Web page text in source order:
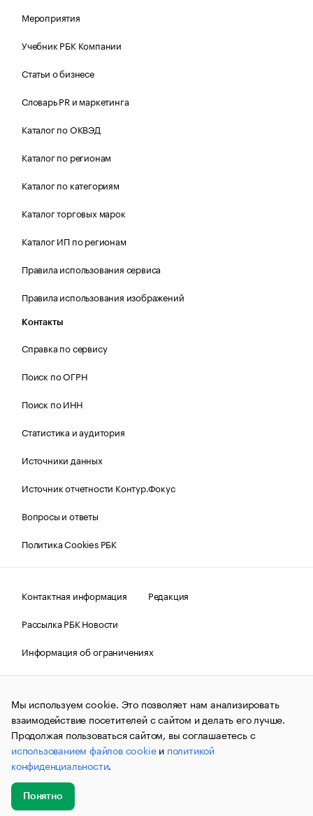
Мероприятия
Учебник РБК Компании
Статьи о бизнесе
Словарь PR и маркетинга
Каталог по ОКВЭД
Каталог по регионам
Каталог по категориям
Каталог торговых марок
Каталог ИП по регионам
Правила использования сервиса
Правила использования изображений
Контакты
Справка по сервису
Поиск по ОГРН
Поиск по ИНН
Статистика и аудитория
Источники данных
Источник отчетности Контур.Фокус
Вопросы и ответы
Политика Cookies РБК
Контактная информация
Редакция
Рассылка РБК Новости
Информация об ограничениях
Правовая информация
О соблюдении авторских прав
© АО «РОСБИЗНЕСКОНСАЛТИНГ»,1995–2026.Сообщения
и материалы информационного агентства «РБК»
(зарегистрировано Федеральной службой по надзору в сфере
связи, информационных технологий и массовых
коммуникаций (Роскомнадзор) 09.12.2015 за номером ИА
№ФС77-63848) сопровождаются пометкой «РБК». Отдельные
публикации могут содержать информацию,
не предназначенную для пользователей
до 18 лет.
Мы используем cookie. Это позволяет нам анализировать
взаимодействие посетителей с сайтом и делать его лучше.
Продолжая пользоваться сайтом, вы соглашаетесь с
использованием файлов cookieи политикой
конфиденциальности.
Понятно